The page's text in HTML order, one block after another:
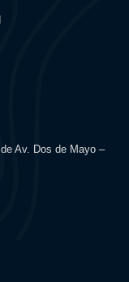
Av. Dos de Mayo –